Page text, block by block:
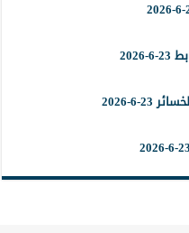
6-2026